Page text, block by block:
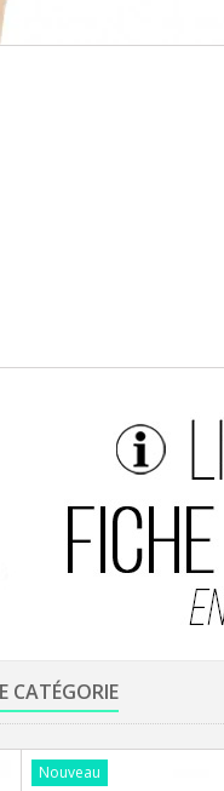
CATÉGORIE
Nouveau